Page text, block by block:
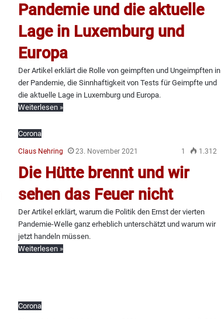
Pandemie und die aktuelle
Lage in Luxemburg und
Europa
Der Artikel erklärt die Rolle von geimpften und Ungeimpften in
der Pandemie, die Sinnhaftigkeit von Tests für Geimpfte und
die aktuelle Lage in Luxemburg und Europa.
Weiterlesen »
Corona
Claus Nehring 23. November 2021 1 1.312
Die Hütte brennt und wir
sehen das Feuer nicht
Der Artikel erklärt, warum die Politik den Ernst der vierten
Pandemie-Welle ganz erheblich unterschätzt und warum wir
jetzt handeln müssen.
Weiterlesen »
Corona